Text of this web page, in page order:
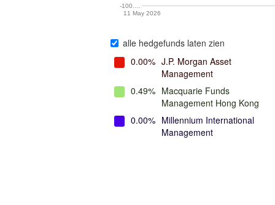
11 May 2026
-100.…
alle hedgefunds laten zien
0.00% J.P. Morgan Asset
Management
0.49% Macquarie Funds
Management Hong Kong
0.00% Millennium International
Management